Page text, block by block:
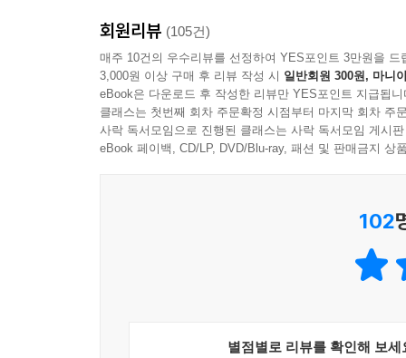
회원리뷰 (105건)
매주 10건의 우수리뷰를 선정하여 YES포인트 3만원을 드
3,000원 이상 구매 후 리뷰 작성 시 일반회원 300원, 마니
eBook은 다운로드 후 작성한 리뷰만 YES포인트 지급됩니
클래스는 첫번째 회차 주문확정 시점부터 마지막 회차 주
사락 독서모임으로 진행된 클래스는 사락 독서모임 게시
eBook 페이백, CD/LP, DVD/Blu-ray, 패션 및 판매금지 상
102
별점별로 리뷰를 확인해 보세